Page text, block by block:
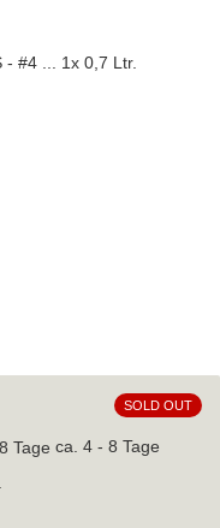
SOLD OUT
ca. 4 - 8 Tage